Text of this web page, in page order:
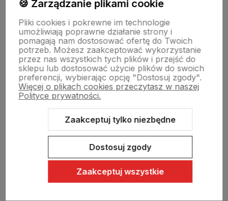
Swiat Edibutik
Sklep internetowy Shoper Premium
Szablon Shoper Modern 3.0™
🍪 Zarządzanie plikami cookie
Pliki cookies i pokrewne im technologie
umożliwiają poprawne działanie strony i
pomagają nam dostosować ofertę do Twoich
potrzeb. Możesz zaakceptować wykorzystanie
przez nas wszystkich tych plików i przejść do
sklepu lub dostosować użycie plików do swoich
preferencji, wybierając opcję "Dostosuj zgody".
Więcej o plikach cookies przeczytasz w naszej
Polityce prywatności.
Zaakceptuj tylko niezbędne
Dostosuj zgody
Zaakceptuj wszystkie